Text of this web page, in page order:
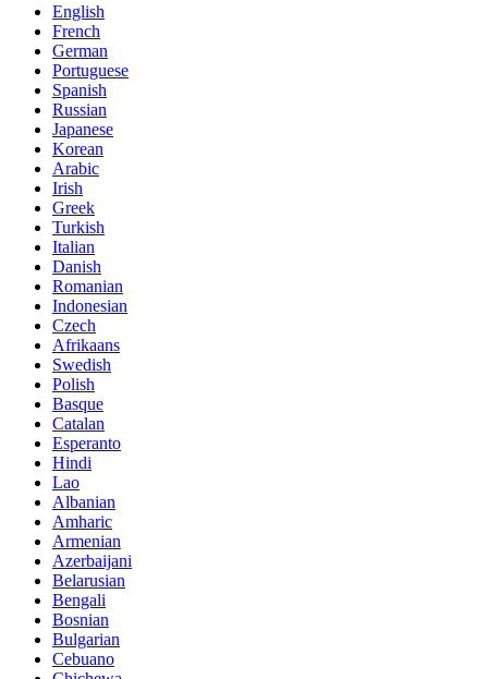
English
French
German
Portuguese
Spanish
Russian
Japanese
Korean
Arabic
Irish
Greek
Turkish
Italian
Danish
Romanian
Indonesian
Czech
Afrikaans
Swedish
Polish
Basque
Catalan
Esperanto
Hindi
Lao
Albanian
Amharic
Armenian
Azerbaijani
Belarusian
Bengali
Bosnian
Bulgarian
Cebuano